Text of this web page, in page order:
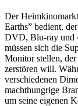
Der
Earths” bedient,
DVD, Blu-ray und
müssen sich die
Monitor stellen,
zerstören will.
verschiedenen
machthungrige
um seine eigenen